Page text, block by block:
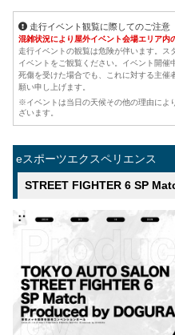
走行イベント観覧に際してのご注意
混雑状況により屋外イベント会場エリア内
走行イベントの観覧は危険が伴います。
イベントをご観覧ください。イベント開催
死傷を受けた場合でも、これに対する主催
願い申し上げます。
※イベントは当日の天候その他の理由によ
ざいます。
eスポーツエクスペリエンス
STREET FIGHTER 6 SP